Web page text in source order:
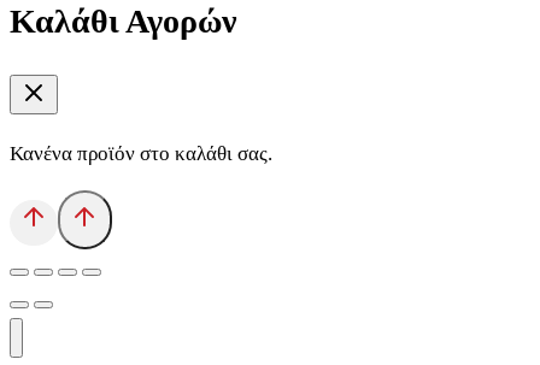
Καλάθι Αγορών
Κανένα προϊόν στο καλάθι σας.